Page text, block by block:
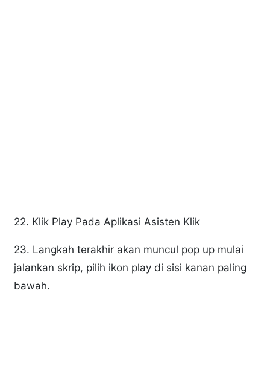
22. Klik Play Pada Aplikasi Asisten Klik
23. Langkah terakhir akan muncul pop up mulai
jalankan skrip, pilih ikon play di sisi kanan paling
bawah.